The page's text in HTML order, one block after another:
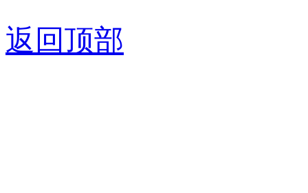
返回顶部